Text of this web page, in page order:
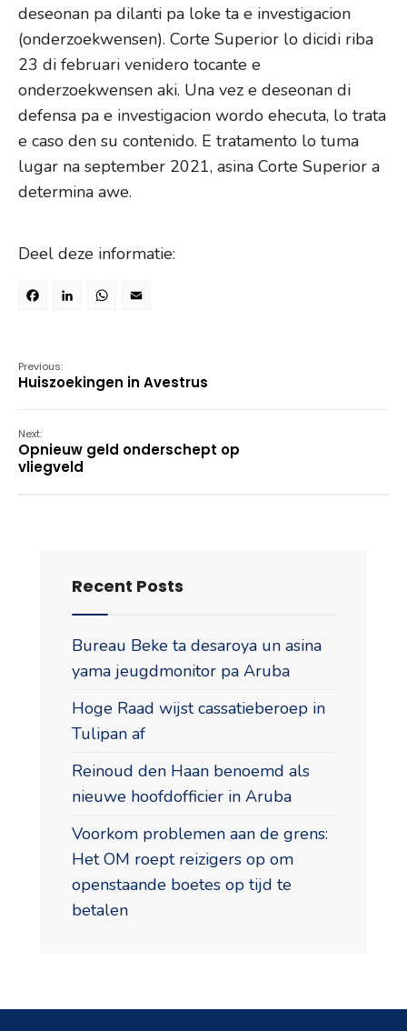
deseonan pa dilanti pa loke ta e investigacion
(onderzoekwensen). Corte Superior lo dicidi riba
23 di februari venidero tocante e
onderzoekwensen aki. Una vez e deseonan di
defensa pa e investigacion wordo ehecuta, lo trata
e caso den su contenido. E tratamento lo tuma
lugar na september 2021, asina Corte Superior a
determina awe.
Deel deze informatie:
Facebook
LinkedIn
WhatsApp
Previous:
Huiszoekingen in Avestrus
Next:
Opnieuw geld onderschept op
vliegveld
Recent Posts
Bureau Beke ta desaroya un asina
yama jeugdmonitor pa Aruba
Hoge Raad wijst cassatieberoep in
Tulipan af
Reinoud den Haan benoemd als
nieuwe hoofdofficier in Aruba
Voorkom problemen aan de grens:
Het OM roept reizigers op om
openstaande boetes op tijd te
betalen